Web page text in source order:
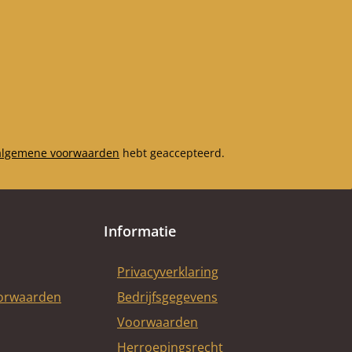
voorwaarden hebt geaccepteerd.
Informatie
Privacyverklaring
Bedrijfsgegevens
Voorwaarden
Herroepingsrecht